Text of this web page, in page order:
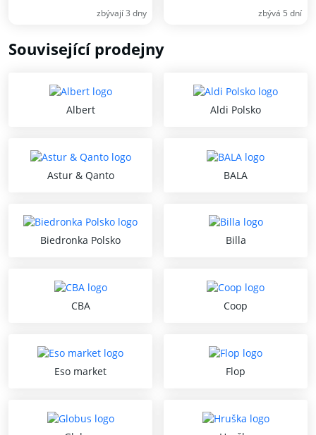
zbývají 3 dny zbývá 5 dní
Související prodejny
Albert Aldi Polsko
Astur & Qanto BALA
Biedronka Polsko Billa
CBA Coop
Eso market Flop